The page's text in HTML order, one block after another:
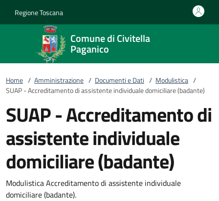
Regione Toscana
Comune di Civitella
Paganico
Home / Amministrazione / Documenti e Dati / Modulistica /
SUAP - Accreditamento di assistente individuale domiciliare (badante)
SUAP - Accreditamento di
assistente individuale
domiciliare (badante)
Modulistica Accreditamento di assistente individuale
domiciliare (badante).